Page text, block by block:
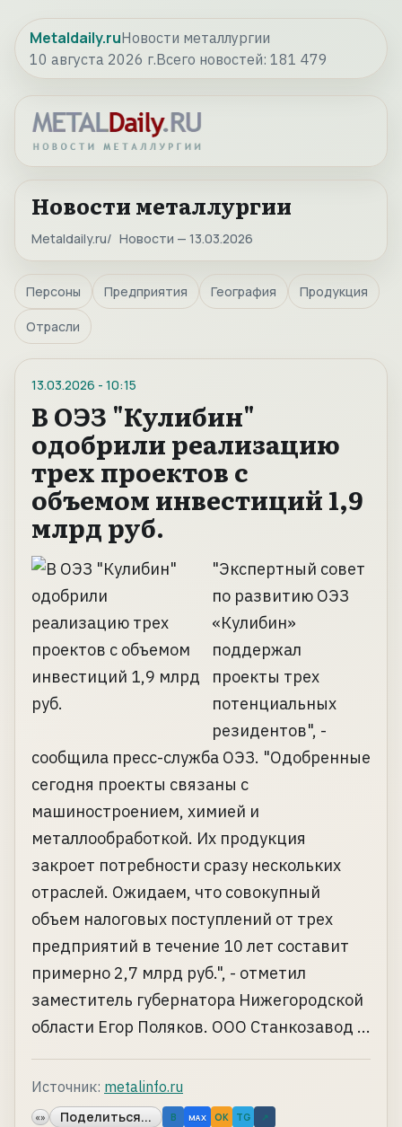
Metaldaily.ruНовости металлургии
10 августа 2026 г.Всего новостей: 181 479
Новости металлургии
Metaldaily.ru Новости — 13.03.2026
Персоны Предприятия География Продукция
Отрасли
13.03.2026 - 10:15
В ОЭЗ "Кулибин"
одобрили реализацию
трех проектов с
объемом инвестиций 1,9
млрд руб.
"Экспертный совет
по развитию ОЭЗ
«Кулибин»
поддержал
проекты трех
потенциальных
резидентов", -
сообщила пресс-служба ОЭЗ. "Одобренные
сегодня проекты связаны с
машиностроением, химией и
металлообработкой. Их продукция
закроет потребности сразу нескольких
отраслей. Ожидаем, что совокупный
объем налоговых поступлений от трех
предприятий в течение 10 лет составит
примерно 2,7 млрд руб.", - отметил
заместитель губернатора Нижегородской
области Егор Поляков. ООО Станкозавод ...
Источник: metalinfo.ru
«» Поделиться... B MAX OK TG ↗